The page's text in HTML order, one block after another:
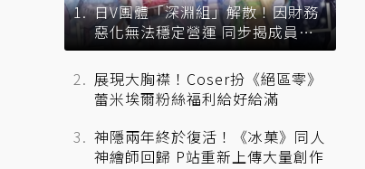
日V團體「深淵組」解散！因財務
惡化無法穩定營運 同步揭成員未
來去向
展現大胸襟！Coser扮《絕區零》
蕾米埃爾粉絲福利給好給滿
神隱兩年終於復活！《冰菓》同人
神繪師回歸 P站重新上傳大量創作